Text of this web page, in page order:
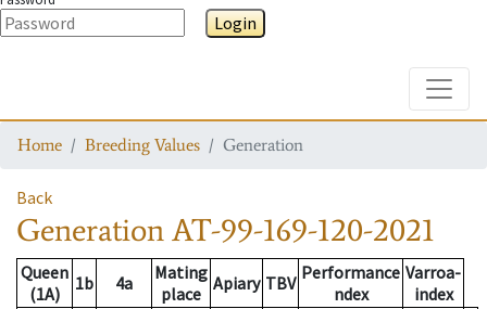
Login
Home Breeding Values Generation
Back
GenerationAT-99-169-120-2021
Queen
(1A)
1b 4a
Mating
place Apiary TBV Performance
ndex
Varroa-
index